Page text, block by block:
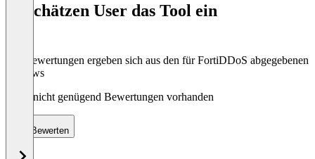
So schätzen User das Tool ein
Die Bewertungen ergeben sich aus den für FortiDDoS abgegebenen
Reviews
Noch nicht genügend Bewertungen vorhanden
Bewerten